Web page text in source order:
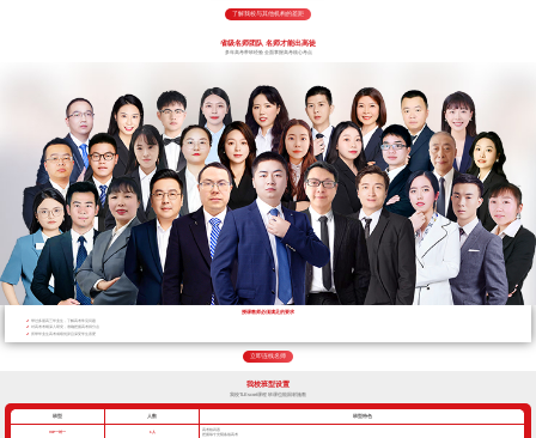
了解我校与其他机构的差距
省级名师团队 名师才能出高徒
多年高考带班经验 全面掌握高考核心考点
授课教师必须满足的要求
带过多届高三毕业生，了解高考常见问题
对高考考纲深入研究，准确把握高考得分点
所带毕业生高考成绩优异且深受学生喜爱
立即连线名师
我校班型设置
我校TLEscort课程 班课也能因材施教
班型 人数 班型特色
VIP一对一 1人
高考核武器
把握每寸光阴备战高考